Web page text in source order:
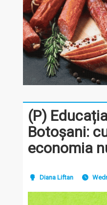
(P)
Botoșani:
economia
Diana Liftan